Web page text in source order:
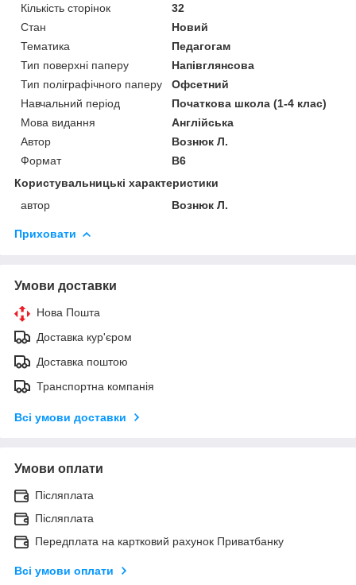
Кількість сторінок
32
Стан
Новий
Тематика
Педагогам
Тип поверхні паперу
Напівглянсова
Тип поліграфічного паперу
Офсетний
Навчальний період
Початкова школа (1-4 клас)
Мова видання
Англійська
Автор
Вознюк Л.
Формат
В6
Користувальницькі характеристики
автор
Вознюк Л.
Приховати
Умови доставки
Нова Пошта
Доставка кур'єром
Доставка поштою
Транспортна компанія
Всі умови доставки
Умови оплати
Післяплата
Післяплата
Передплата на картковий рахунок Приватбанку
Всі умови оплати